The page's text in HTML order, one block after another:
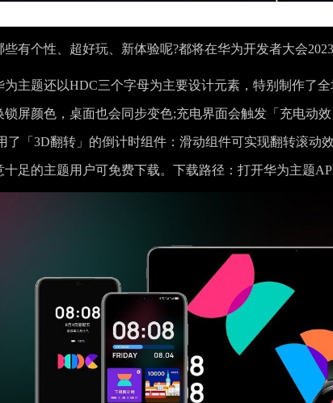
有个性、超好玩、新体验呢?都将在华为开发者大会
为主题还以HDC三个字母为主要设计元素，特别制作了
锁屏颜色，桌面也会同步变色;充电界面会触发「充电动
了「3D翻转」的倒计时组件：滑动组件可实现翻转滚动
十足的主题用户可免费下载。下载路径：打开华为主题